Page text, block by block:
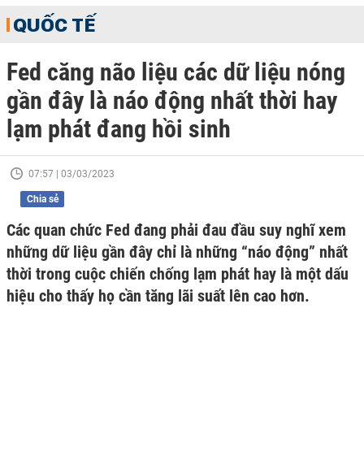
QUỐC TẾ
Fed căng não liệu các dữ liệu nóng
gần đây là náo động nhất thời hay
lạm phát đang hồi sinh
07:57 | 03/03/2023
Chia sẻ
Các quan chức Fed đang phải đau đầu suy nghĩ xem
những dữ liệu gần đây chỉ là những “náo động” nhất
thời trong cuộc chiến chống lạm phát hay là một dấu
hiệu cho thấy họ cần tăng lãi suất lên cao hơn.